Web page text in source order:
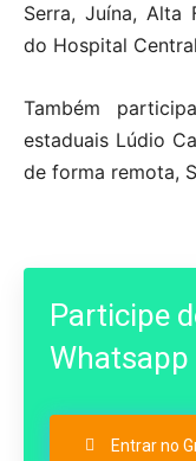
Serra, Juína, Alta
do Hospital
Também
estaduais Lúdio
de forma remota,
Participe
Whatsapp
Entrar no